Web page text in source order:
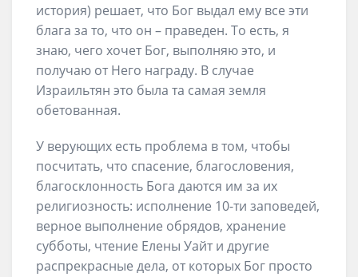
история) решает, что Бог выдал ему все эти
блага за то, что он – праведен. То есть, я
знаю, чего хочет Бог, выполняю это, и
получаю от Него награду. В случае
Израильтян это была та самая земля
обетованная.
У верующих есть проблема в том, чтобы
посчитать, что спасение, благословения,
благосклонность Бога даются им за их
религиозность: исполнение 10-ти заповедей,
верное выполнение обрядов, хранение
субботы, чтение Елены Уайт и другие
распрекрасные дела, от которых Бог просто